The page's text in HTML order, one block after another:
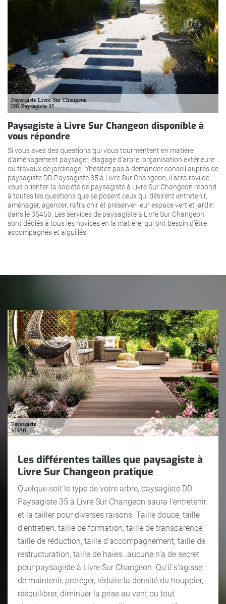
Paysagiste à Livre Sur Changeon disponible à
vous répondre
Si vous avez des questions qui vous tourmentent en matière
d’aménagement paysager, élagage d’arbre, organisation extérieure
ou travaux de jardinage, n’hésitez pas à demander conseil auprès de
paysagiste DD Paysagiste 35 à Livre Sur Changeon, il sera ravi de
vous orienter. la société de paysagiste à Livre Sur Changeon répond
à toutes les questions que se posent ceux qui désirent entretenir,
aménager, agencer, rafraichir et préserver leur espace vert et jardin
dans le 35450. Les services de paysagiste à Livre Sur Changeon
sont dédiés à tous les novices en la matière, qui ont besoin d’être
accompagnés et aiguillés.
Les différentes tailles que paysagiste à
Livre Sur Changeon pratique
Quelque soit le type de votre arbre, paysagiste DD
Paysagiste 35 à Livre Sur Changeon saura l’entretenir
et la tailler pour diverses raisons. Taille douce, taille
d’entretien, taille de formation, taille de transparence,
taille de réduction, taille d’accompagnement, taille de
restructuration, taille de haies…aucune n’a de secret
pour paysagiste à Livre Sur Changeon. Qu’il s’agisse
de maintenir, protéger, réduire la densité du houppier,
rééquilibrer, diminuer la prise au vent ou tout